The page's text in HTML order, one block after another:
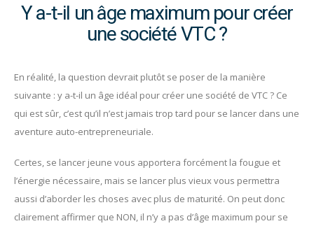
Y a-t-il un âge maximum pour créer
une société VTC ?
En réalité, la question devrait plutôt se poser de la manière
suivante : y a-t-il un âge idéal pour créer une société de VTC ? Ce
qui est sûr, c’est qu’il n’est jamais trop tard pour se lancer dans une
aventure auto-entrepreneuriale.
Certes, se lancer jeune vous apportera forcément la fougue et
l’énergie nécessaire, mais se lancer plus vieux vous permettra
aussi d’aborder les choses avec plus de maturité. On peut donc
clairement affirmer que NON, il n’y a pas d’âge maximum pour se